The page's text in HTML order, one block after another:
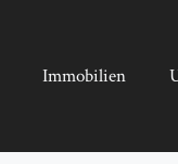
Immobilien